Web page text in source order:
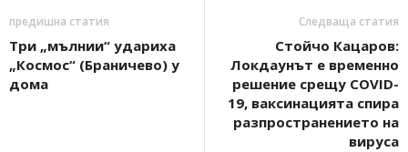
предишна статия
Три „мълнии“ удариха
„Космос“ (Браничево) у
дома
Следваща статия
Стойчо Кацаров:
Локдаунът е временно
решение срещу COVID-
19, ваксинацията спира
разпространението на
вируса